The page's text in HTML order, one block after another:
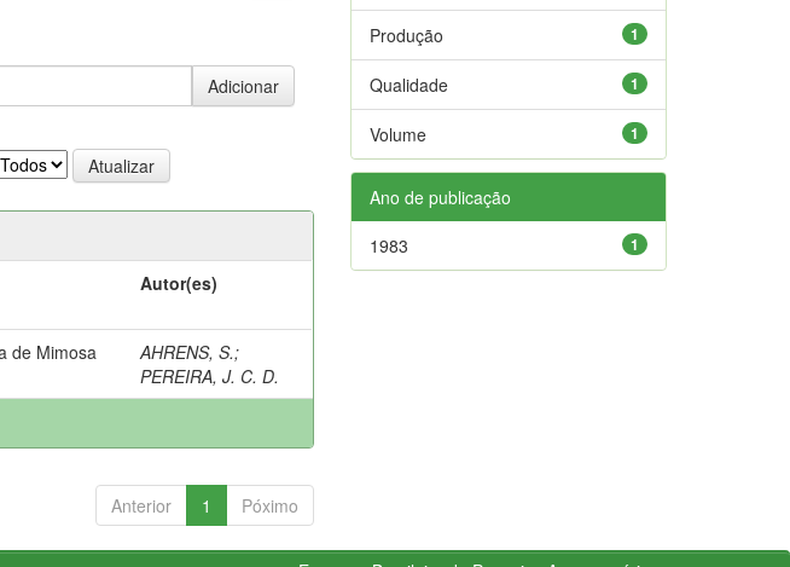
Autor(es)
de Mimosa
AHRENS, S.;
PEREIRA, J. C. D.
Anterior 1 Póximo
1
Produção
1
Qualidade
1
Volume
Ano de publicação
1
1983